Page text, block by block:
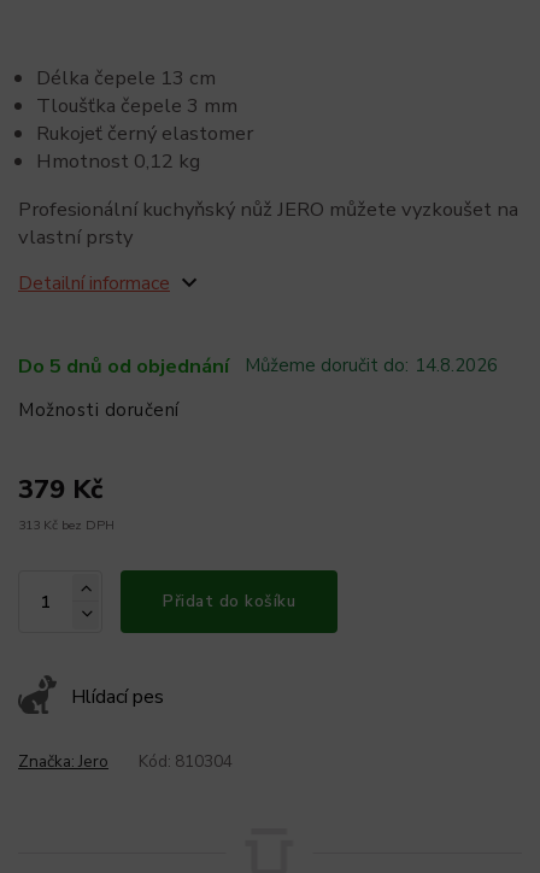
Do 5 dnů od objednání Můžeme doručit do: 14.8.2026
Možnosti doručení
379 Kč
313 Kč bez DPH
Přidat do košíku
Hlídací pes
Délka čepele 13 cm
Tloušťka čepele 3 mm
Rukojeť černý elastomer
Hmotnost 0,12 kg
Profesionální kuchyňský nůž JERO můžete vyzkoušet na
vlastní prsty
Detailní informace
Značka: Jero Kód: 810304